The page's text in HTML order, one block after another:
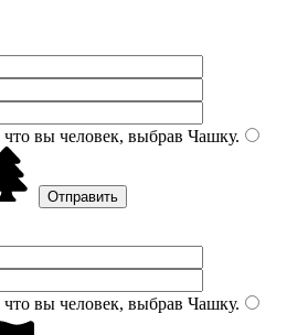
вы человек, выбрав Чашку.
вы человек, выбрав Чашку.